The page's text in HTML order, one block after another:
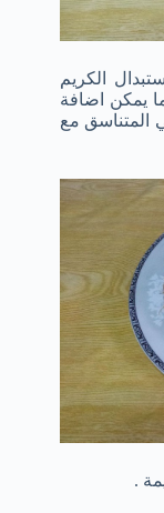
الكريم
يمكن اضافة
المتناسق مع
.